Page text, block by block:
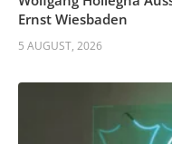
Ernst Wiesbaden
5 AUGUST, 2026